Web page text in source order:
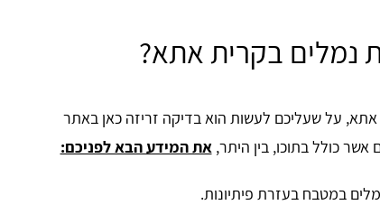
נמלים בקרית אתא?
על שעליכם לעשות הוא בדיקה זריזה כאן באתר
אשר כולל בתוכו, בין היתר,את המידע הבא לפניכם: